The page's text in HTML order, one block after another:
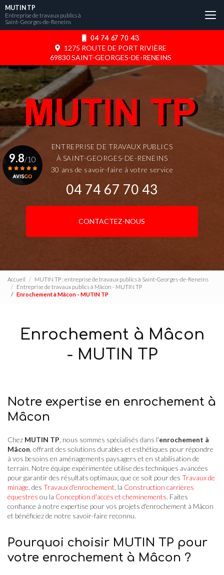
Aller
au
contenu
04 74 67 70 43
1275 ROUTE DE PORT RIVIÈRE
69830 SAINT-GEORGES-DE-RENEINS
MUTIN TP
Entreprise de travaux publics à
Saint-Georges-de-Reneins
ENTREPRISE DE TRAVAUX PUBLICS
À SAINT-GEORGES-DE-RENEINS
30 ans de savoir-faire à votre service
04 74 67 70 43
CONTACTEZ-NOUS
9.8/10
Accueil
MUTIN TP : entreprise de travaux publics à Saint-Georges-de-Reneins
Entreprise de travaux publics à Mâcon - MUTIN TP
Enrochement à Mâcon - MUTIN TP
Enrochement à Mâcon
- MUTIN TP
Notre expertise en enrochement à
Mâcon
Chez MUTIN TP , nous sommes spécialisés dans l'enrochement à
Mâcon , offrant des solutions durables et esthétiques pour répondre
à vos besoins en aménagements paysagers et en stabilisation de
terrain. Notre équipe expérimentée utilise des techniques avancées
pour garantir des résultats optimaux, que ce soit pour des Travaux de
minage , des Travaux d'enrochement , la Construction carrières
équestres ou la Conception d'accès et cheminements. Faites
confiance à notre expertise pour vos projets d'enrochement à Mâcon
et bénéficiez de notre savoir-faire reconnu.
Pourquoi choisir MUTIN TP pour
votre enrochement à Mâcon ?